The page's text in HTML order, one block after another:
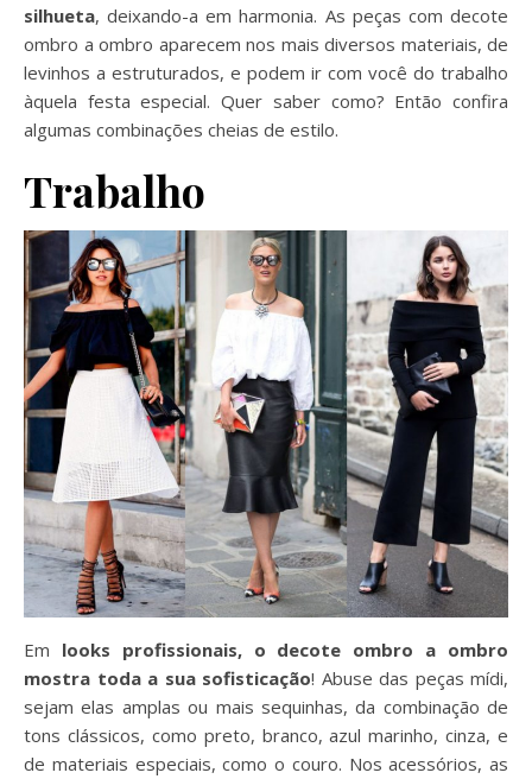
silhueta, deixando-a em harmonia. As peças com decote
ombro a ombro aparecem nos mais diversos materiais, de
levinhos a estruturados, e podem ir com você do trabalho
àquela festa especial. Quer saber como? Então confira
algumas combinações cheias de estilo.
Trabalho
Em looks profissionais, o decote ombro a ombro
mostra toda a sua sofisticação! Abuse das peças mídi,
sejam elas amplas ou mais sequinhas, da combinação de
tons clássicos, como preto, branco, azul marinho, cinza, e
de materiais especiais, como o couro. Nos acessórios, as